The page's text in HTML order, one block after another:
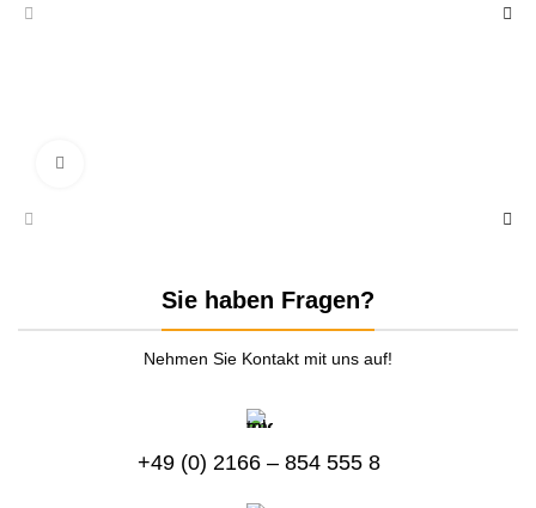
Sie haben Fragen?
Nehmen Sie Kontakt mit uns auf!
+49 (0) 2166 – 854 555 8